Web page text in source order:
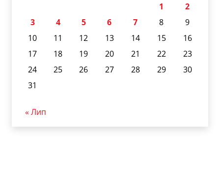
1
2
3
4 5 6 7 8
9
10
11 12 13 14 15
16
17
18 19 20 21 22
23
24
25 26 27 28 29
30
31
« Лип